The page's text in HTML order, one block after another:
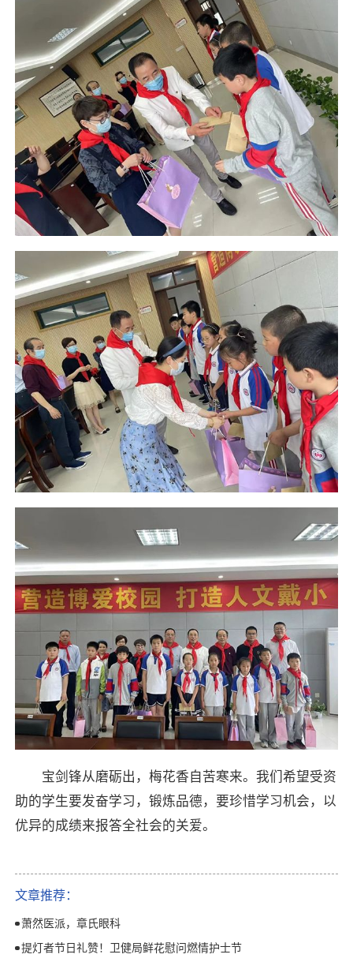
宝剑锋从磨砺出，梅花香自苦寒来。我们希望受资
助的学生要发奋学习，锻炼品德，要珍惜学习机会，以
优异的成绩来报答全社会的关爱。
文章推荐：
萧然医派，章氏眼科
提灯者节日礼赞！卫健局鲜花慰问燃情护士节